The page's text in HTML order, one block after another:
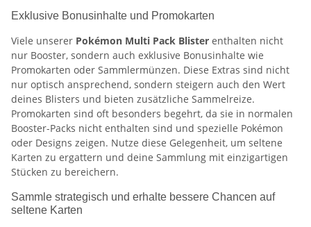
Exklusive Bonusinhalte und Promokarten
Viele unserer Pokémon Multi Pack Blister enthalten nicht
nur Booster, sondern auch exklusive Bonusinhalte wie
Promokarten oder Sammlermünzen. Diese Extras sind nicht
nur optisch ansprechend, sondern steigern auch den Wert
deines Blisters und bieten zusätzliche Sammelreize.
Promokarten sind oft besonders begehrt, da sie in normalen
Booster-Packs nicht enthalten sind und spezielle Pokémon
oder Designs zeigen. Nutze diese Gelegenheit, um seltene
Karten zu ergattern und deine Sammlung mit einzigartigen
Stücken zu bereichern.
Sammle strategisch und erhalte bessere Chancen auf
seltene Karten